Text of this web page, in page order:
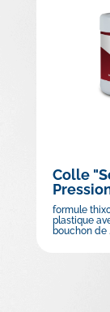
Colle
formule
plastique
bouchon de